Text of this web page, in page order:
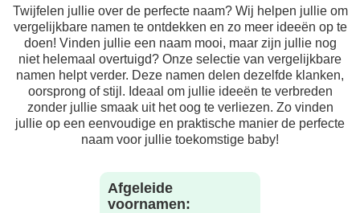
Twijfelen jullie over de perfecte naam? Wij helpen jullie om
vergelijkbare namen te ontdekken en zo meer ideeën op te
doen! Vinden jullie een naam mooi, maar zijn jullie nog
niet helemaal overtuigd? Onze selectie van vergelijkbare
namen helpt verder. Deze namen delen dezelfde klanken,
oorsprong of stijl. Ideaal om jullie ideeën te verbreden
zonder jullie smaak uit het oog te verliezen. Zo vinden
jullie op een eenvoudige en praktische manier de perfecte
naam voor jullie toekomstige baby!
Afgeleide
voornamen: